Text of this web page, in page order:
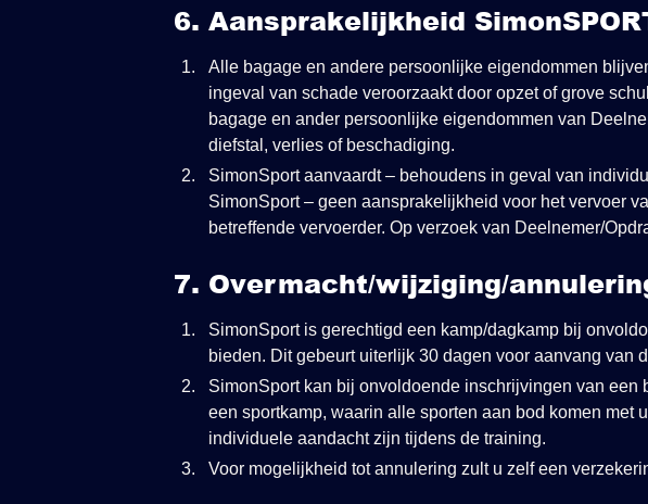
6. Aansprakelijkheid
Alle bagage en andere persoonlijke eigendommen
ingeval van schade veroorzaakt door opzet of grove
bagage en ander persoonlijke eigendommen van
diefstal, verlies of beschadiging.
SimonSport aanvaardt – behoudens in geval van
SimonSport – geen aansprakelijkheid voor het vervoer
betreffende vervoerder. Op verzoek van Deelnemer/
7. Overmacht/wijziging/
SimonSport is gerechtigd een kamp/dagkamp bij
bieden. Dit gebeurt uiterlijk 30 dagen voor aanvang van
SimonSport kan bij onvoldoende inschrijvingen van
een sportkamp, waarin alle sporten aan bod komen met
individuele aandacht zijn tijdens de training.
Voor mogelijkheid tot annulering zult u zelf een